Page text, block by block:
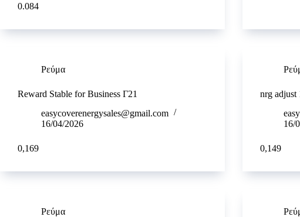
0.084
Ρεύμα
Reward Stable for Business Γ21
easycoverenergysales@gmail.com
16/04/2026
0,169
nrg adjust
16/
0,149
Ρεύμα